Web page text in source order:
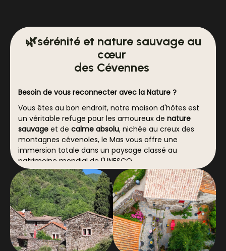
🌿sérénité et nature sauvage au
cœur
des Cévennes
Besoin de vous reconnecter avec la Nature ?
Vous êtes au bon endroit, notre maison d'hôtes est
un véritable refuge pour les amoureux de nature
sauvage et de calme absolu, nichée au creux des
montagnes cévenoles, le Mas vous offre une
immersion totale dans un paysage classé au
patrimoine mondial de l'UNESCO.
Besoin de fraîcheur ?
Vous êtes au bon endroit, le Mas est entouré de forêt
aux essences multiples et la rivière du Mas offre des
baignades rafraîchissantes.
Bienvenue au Mas de Ribard, une bâtisse de
caractère située àBréau-Marsdans leGard, à